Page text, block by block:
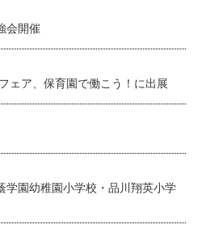
会開催
ェア、保育園で働こう！に出展
学園幼稚園小学校・品川翔英小学